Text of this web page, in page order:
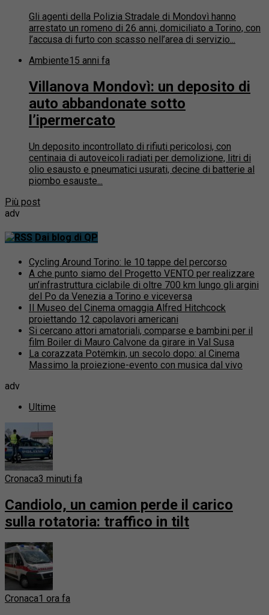
Gli agenti della Polizia Stradale di Mondovì hanno
arrestato un romeno di 26 anni, domiciliato a Torino, con
l’accusa di furto con scasso nell’area di servizio...
Ambiente15 anni fa
Villanova Mondovì: un deposito di
auto abbandonate sotto
l’ipermercato
Un deposito incontrollato di rifiuti pericolosi, con
centinaia di autoveicoli radiati per demolizione, litri di
olio esausto e pneumatici usurati, decine di batterie al
piombo esauste...
Più post
adv
Dai blog di QP
Cycling Around Torino: le 10 tappe del percorso
A che punto siamo del Progetto VENTO per realizzare
un’infrastruttura ciclabile di oltre 700 km lungo gli argini
del Po da Venezia a Torino e viceversa
Il Museo del Cinema omaggia Alfred Hitchcock
proiettando 12 capolavori americani
Si cercano attori amatoriali, comparse e bambini per il
film Boiler di Mauro Calvone da girare in Val Susa
La corazzata Potëmkin, un secolo dopo: al Cinema
Massimo la proiezione-evento con musica dal vivo
adv
Ultime
Cronaca3 minuti fa
Candiolo, un camion perde il carico
sulla rotatoria: traffico in tilt
Cronaca1 ora fa